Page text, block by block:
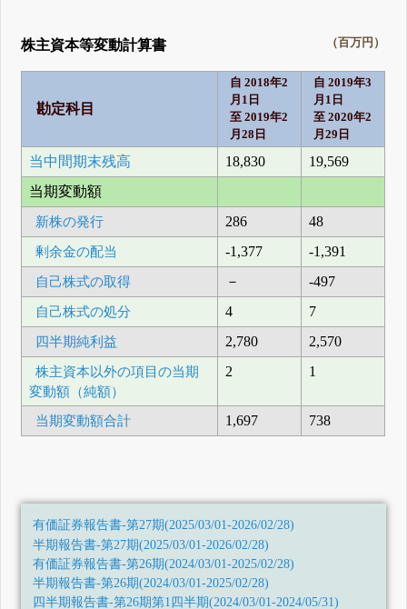
株主資本等変動計算書 （百万円）
勘定科目
自 2018年2
月1日
至 2019年2
月28日
自 2019年3
月1日
至 2020年2
月29日
当中間期末残高 18,830
19,569
当期変動額
新株の発行
286
48
剰余金の配当
-1,377
-1,391
自己株式の取得
－
-497
自己株式の処分
4
7
四半期純利益
2,780
2,570
株主資本以外の項目の当期
変動額（純額）
2 1
当期変動額合計 1,697 738
有価証券報告書-第27期(2025/03/01-2026/02/28)
半期報告書-第27期(2025/03/01-2026/02/28)
有価証券報告書-第26期(2024/03/01-2025/02/28)
半期報告書-第26期(2024/03/01-2025/02/28)
四半期報告書-第26期第1四半期(2024/03/01-2024/05/31)